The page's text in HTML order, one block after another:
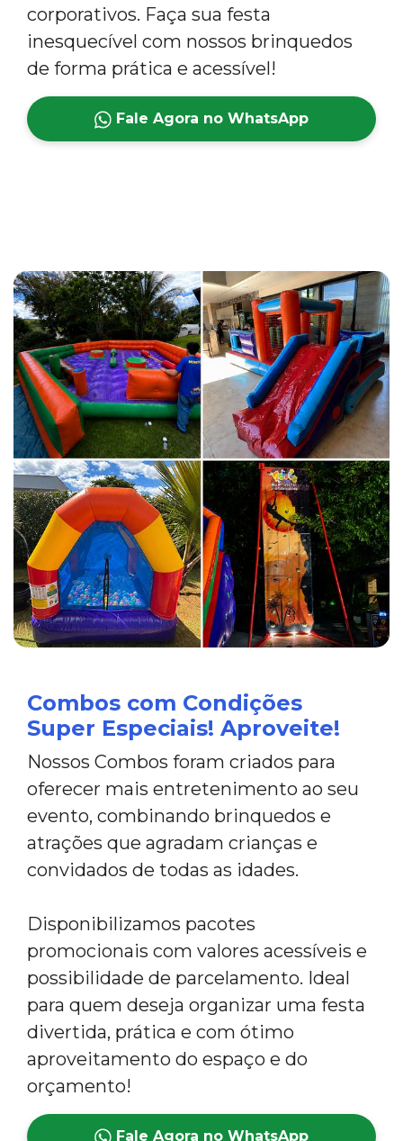
corporativos. Faça sua festa
inesquecível com nossos brinquedos
de forma prática e acessível!
Fale Agora no WhatsApp
Combos com Condições
Super Especiais! Aproveite!
Nossos Combos foram criados para
oferecer mais entretenimento ao seu
evento, combinando brinquedos e
atrações que agradam crianças e
convidados de todas as idades.
Disponibilizamos pacotes
promocionais com valores acessíveis e
possibilidade de parcelamento. Ideal
para quem deseja organizar uma festa
divertida, prática e com ótimo
aproveitamento do espaço e do
orçamento!
Fale Agora no WhatsApp